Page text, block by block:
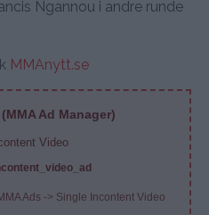
Ngannou i andre runde
MMAnytt.se
(MMA Ad Manager)
Video
Ads -> Single Incontent Video